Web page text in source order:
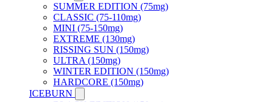
SUMMER EDITION (75mg)
CLASSIC (75-110mg)
MINI (75-150mg)
EXTREME (130mg)
RISSING SUN (150mg)
ULTRA (150mg)
WINTER EDITION (150mg)
HARDCORE (150mg)
ICEBURN